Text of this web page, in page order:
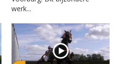
werk...